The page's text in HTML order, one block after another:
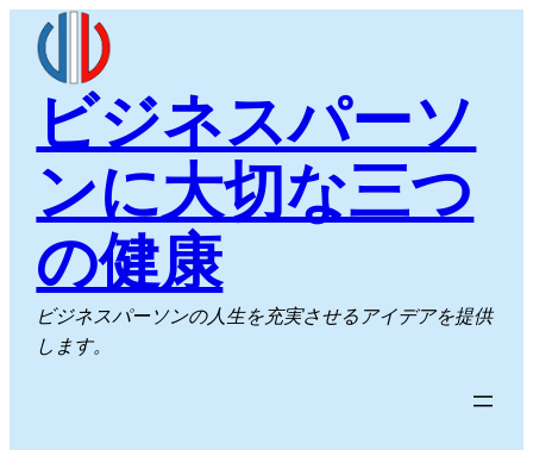
ビジネスパーソ
ンに大切な三つ
の健康
ビジネスパーソンの人生を充実させるアイデアを提供
します。